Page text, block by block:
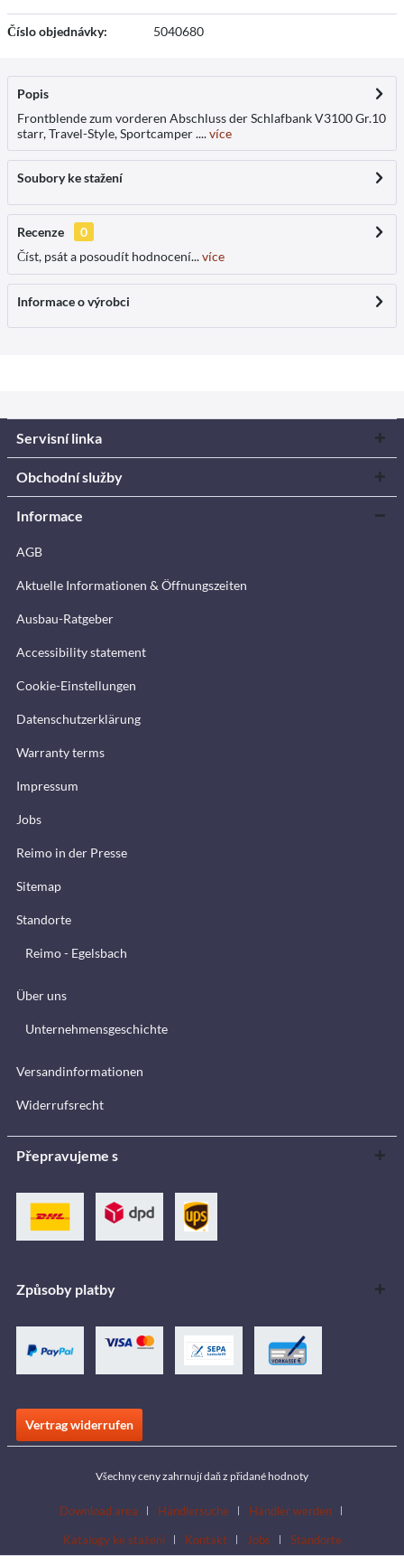
Číslo objednávky: 5040680
Popis
Frontblende zum vorderen Abschluss der Schlafbank V3100 Gr.10
starr, Travel-Style, Sportcamper ....více
Soubory ke stažení
Recenze
0
Číst, psát a posoudít hodnocení...více
Informace o výrobci
Servisní linka
Obchodní služby
Informace
AGB
Aktuelle Informationen & Öffnungszeiten
Ausbau-Ratgeber
Accessibility statement
Cookie-Einstellungen
Datenschutzerklärung
Warranty terms
Impressum
Jobs
Reimo in der Presse
Sitemap
Standorte
Reimo - Egelsbach
Über uns
Unternehmensgeschichte
Versandinformationen
Widerrufsrecht
Přepravujeme s
Způsoby platby
Vertrag widerrufen
Všechny ceny zahrnují daň z přidané hodnoty
Download area Händlersuche
Händler werden
Katalogy ke stažení
Kontakt Jobs Standorte